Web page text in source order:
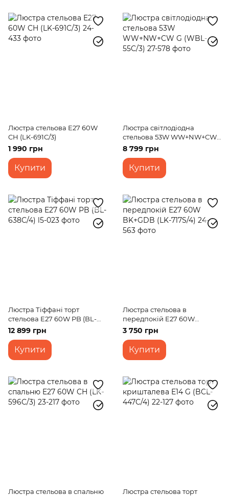
Люстра стельова E27 60W
CH (LK-691C/3)
1 990 грн
Купити
Люстра світлодіодна
стельова 53W WW+NW+CW
G (WBL-55C/3)
8 799 грн
Купити
Люстра Тіффані торт
стельова E27 60W PB (BL-
638C/4)
12 899 грн
Купити
Люстра стельова в
передпокій E27 60W
BK+GDB (LK-717S/4)
3 750 грн
Купити
Люстра стельова в спальню
Люстра стельова торт